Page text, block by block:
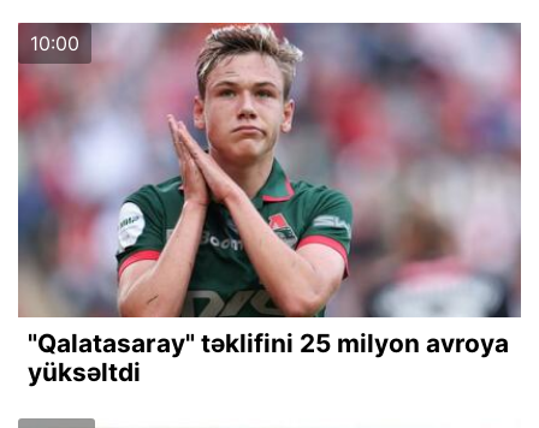
10:00
"Qalatasaray" təklifini 25 milyon avroya
yüksəltdi